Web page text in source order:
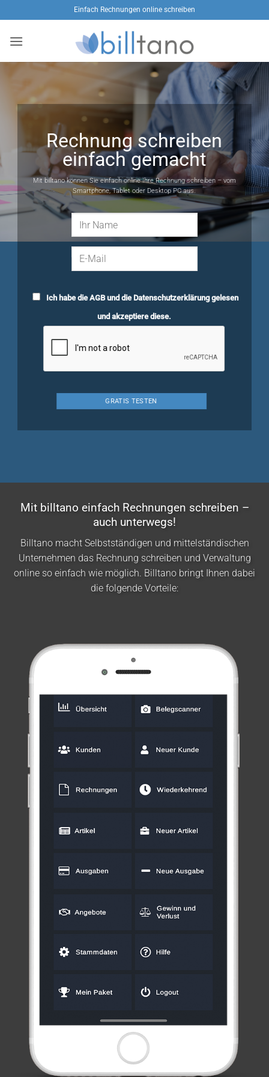
Inhalt
springen
Einfach Rechnungen online schreiben
Rechnung schreiben
einfach gemacht
Mit billtano können Sie einfach online Ihre Rechnung schreiben – vom
Smartphone, Tablet oder Desktop PC aus.
Ich habe dieAGBund die Datenschutzerklärunggelesen
und akzeptiere diese.
Mit billtano einfach Rechnungen schreiben –
auch unterwegs!
Billtano macht Selbstständigen und mittelständischen
Unternehmen das Rechnung schreiben und Verwaltung
online so einfach wie möglich. Billtano bringt Ihnen dabei
die folgende Vorteile: